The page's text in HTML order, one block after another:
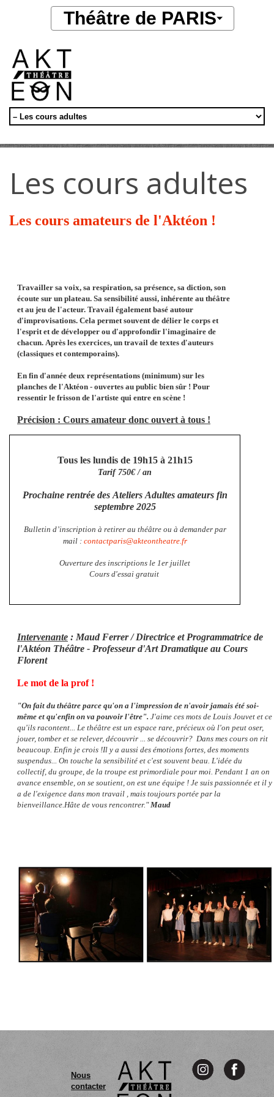
Aller au contenu principal
Théâtre de PARIS
Les cours adultes
Les cours amateurs de l'Aktéon !
Travailler sa voix, sa respiration, sa présence, sa diction, son
écoute sur un plateau. Sa sensibilité aussi, inhérente au théâtre
et au jeu de l'acteur. Travail également basé autour
d'improvisations. Cela permet souvent de délier le corps et
l'esprit et de développer ou d'approfondir l'imaginaire de
chacun. Après les exercices, un travail de textes d'auteurs
(classiques et contemporains).
En fin d'année deux représentations (minimum) sur les
planches de l'Aktéon - ouvertes au public bien sûr ! Pour
ressentir le frisson de l'artiste qui entre en scène !
Précision : Cours amateur donc ouvert à tous !
Tous les lundis de 19h15 à 21h15
Tarif 750€ / an
Prochaine rentrée des Ateliers Adultes amateurs fin
septembre 2025
Bulletin d’inscription à retirer au théâtre ou à demander par
mail : contactparis@akteontheatre.fr
Ouverture des inscriptions le 1er juillet
Cours d'essai gratuit
Intervenante : Maud Ferrer / Directrice et Programmatrice de
l'Aktéon Théâtre - Professeur d'Art Dramatique au Cours
Florent
Le mot de la prof !
"On fait du théâtre parce qu'on a l'impression de n'avoir jamais été soi-
même et qu'enfin on va pouvoir l'être". J'aime ces mots de Louis Jouvet et ce
qu'ils racontent... Le théâtre est un espace rare, précieux où l'on peut oser,
jouer, tomber et se relever, découvrir ... se découvrir? Dans mes cours on rit
beaucoup. Enfin je crois !Il y a aussi des émotions fortes, des moments
suspendus... On touche la sensibilité et c'est souvent beau. L'idée du
collectif, du groupe, de la troupe est primordiale pour moi. Pendant 1 an on
avance ensemble, on se soutient, on est une équipe ! Je suis passionnée et il y
a de l'exigence dans mon travail , mais toujours portée par la
bienveillance.Hâte de vous rencontrer."Maud
Nous
contacter